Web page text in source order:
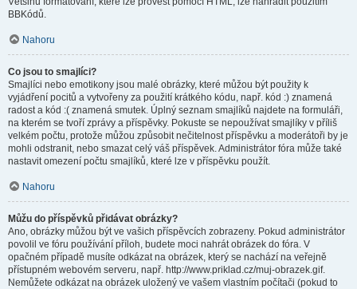
BBKódů.
Nahoru
Co jsou to smajlíci?
Smajlíci nebo emotikony jsou malé obrázky, které můžou být použity k
vyjádření pocitů a vytvořeny za použití krátkého kódu, např. kód :) znamená
radost a kód :( znamená smutek. Úplný seznam smajlíků najdete na formuláři,
na kterém se tvoří zprávy a příspěvky. Pokuste se nepoužívat smajlíky v příliš
velkém počtu, protože můžou způsobit nečitelnost příspěvku a moderátoři by je
mohli odstranit, nebo smazat celý váš příspěvek. Administrátor fóra může také
nastavit omezení počtu smajlíků, které lze v příspěvku použít.
Nahoru
Můžu do příspěvků přidávat obrázky?
Ano, obrázky můžou být ve vašich příspěvcích zobrazeny. Pokud administrátor
povolil ve fóru používání příloh, budete moci nahrát obrázek do fóra. V
opačném případě musíte odkázat na obrázek, který se nachází na veřejně
přístupném webovém serveru, např. http://www.priklad.cz/muj-obrazek.gif.
Nemůžete odkázat na obrázek uložený ve vašem vlastním počítači (pokud to